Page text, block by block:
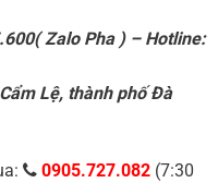
Zalo Pha ) – Hotline:
Lệ, thành phố Đà
0905.727.082(7:30